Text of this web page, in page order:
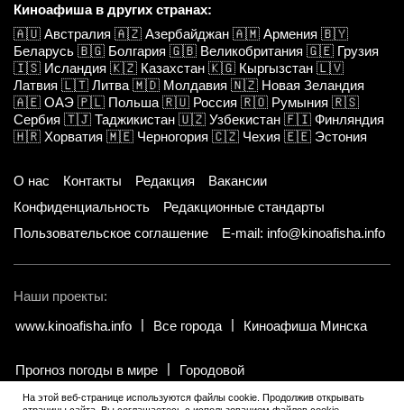
Киноафиша в других странах:
🇦🇺 Австралия 🇦🇿 Азербайджан 🇦🇲 Армения 🇧🇾
Беларусь 🇧🇬 Болгария 🇬🇧 Великобритания 🇬🇪 Грузия
🇮🇸 Исландия 🇰🇿 Казахстан 🇰🇬 Кыргызстан 🇱🇻
Латвия 🇱🇹 Литва 🇲🇩 Молдавия 🇳🇿 Новая Зеландия
🇦🇪 ОАЭ 🇵🇱 Польша 🇷🇺 Россия 🇷🇴 Румыния 🇷🇸
Сербия 🇹🇯 Таджикистан 🇺🇿 Узбекистан 🇫🇮 Финляндия
🇭🇷 Хорватия 🇲🇪 Черногория 🇨🇿 Чехия 🇪🇪 Эстония
О нас Контакты Редакция
Вакансии
Конфиденциальность
Редакционные стандарты
Пользовательское соглашение
E-mail: info@kinoafisha.info
Наши проекты:
www.kinoafisha.info
Все города Киноафиша Минска
Прогноз погоды в мире Городовой
На этой веб-странице используются файлы cookie. Продолжив открывать